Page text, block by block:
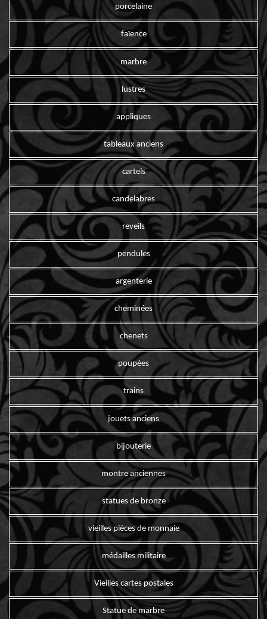
porcelaine
faïence
marbre
lustres
appliques
tableaux anciens
cartels
candelabres
reveils
pendules
argenterie
cheminées
chenets
poupées
trains
jouets anciens
bijouterie
montre anciennes
statues de bronze
vieilles pièces de monnaie
médailles militaire
Vieilles cartes postales
Statue de marbre